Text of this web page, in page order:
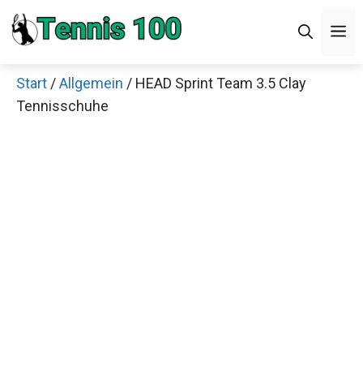
Zum
Inhalt
Start /Allgemein / HEAD Sprint Team 3.5 Clay
Tennisschuhe